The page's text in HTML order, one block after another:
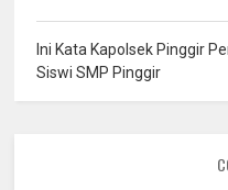
Ini Kata Kapolsek Pinggir
Siswi SMP Pinggir